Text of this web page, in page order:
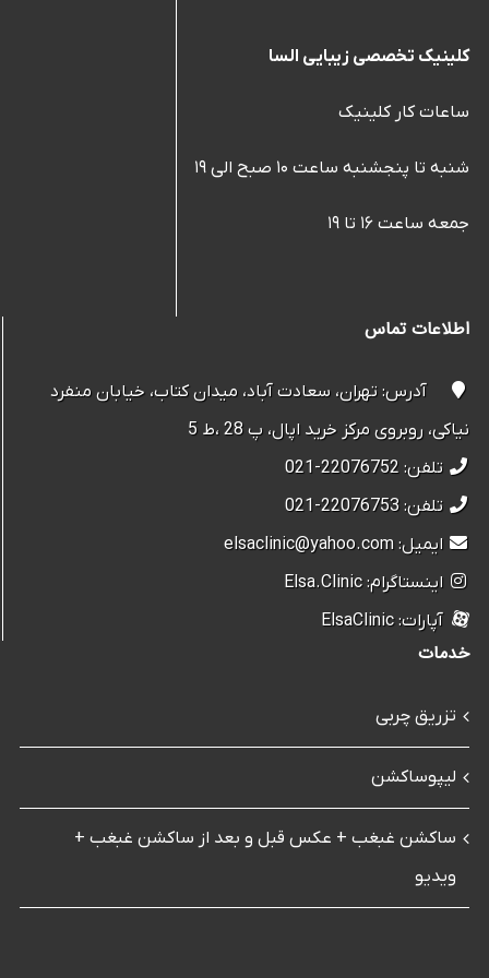
کلینیک تخصصی زیبایی السا
ساعات کار کلینیک
شنبه تا پنجشنبه ساعت ۱۰ صبح الی ۱۹
جمعه ساعت ۱۶ تا ۱۹
اطلاعات تماس
آدرس: تهران، سعادت آباد، میدان کتاب، خیابان منفرد
نیاکی، روبروی مرکز خرید اپال، پ 28 ،ط 5
تلفن: 22076752-021
تلفن: 22076753-021
ایمیل: elsaclinic@yahoo.com
اینستاگرام: Elsa.Clinic
آپارات: ElsaClinic
خدمات
تزریق چربی
لیپوساکشن
ساکشن غبغب + عکس قبل و بعد از ساکشن غبغب +
ویدیو